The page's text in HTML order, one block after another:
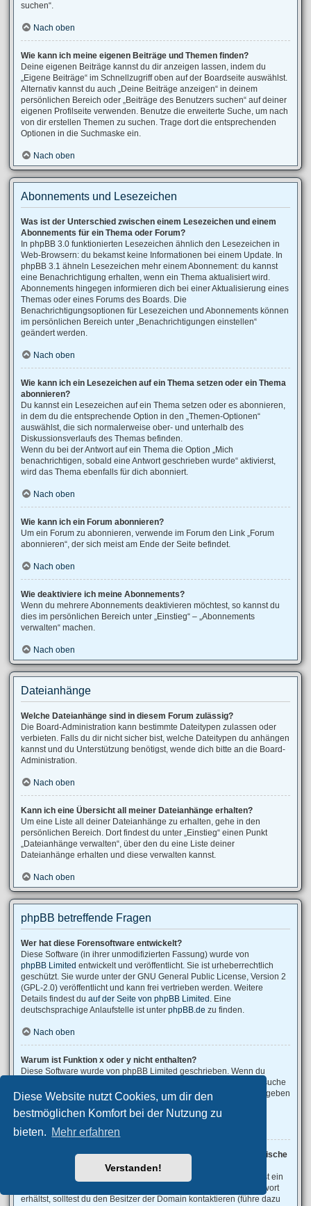
Diese Website nutzt Cookies, um dir den
bestmöglichen Komfort bei der Nutzung zu
bieten. Mehr erfahren
Verstanden!
suchen“.
Nach oben
Wie kann ich meine eigenen Beiträge und Themen finden?
Deine eigenen Beiträge kannst du dir anzeigen lassen, indem du
„Eigene Beiträge“ im Schnellzugriff oben auf der Boardseite auswählst.
Alternativ kannst du auch „Deine Beiträge anzeigen“ in deinem
persönlichen Bereich oder „Beiträge des Benutzers suchen“ auf deiner
eigenen Profilseite verwenden. Benutze die erweiterte Suche, um nach
von dir erstellen Themen zu suchen. Trage dort die entsprechenden
Optionen in die Suchmaske ein.
Nach oben
Abonnements und Lesezeichen
Was ist der Unterschied zwischen einem Lesezeichen und einem
Abonnements für ein Thema oder Forum?
In phpBB 3.0 funktionierten Lesezeichen ähnlich den Lesezeichen in
Web-Browsern: du bekamst keine Informationen bei einem Update. In
phpBB 3.1 ähneln Lesezeichen mehr einem Abonnement: du kannst
eine Benachrichtigung erhalten, wenn ein Thema aktualisiert wird.
Abonnements hingegen informieren dich bei einer Aktualisierung eines
Themas oder eines Forums des Boards. Die
Benachrichtigungsoptionen für Lesezeichen und Abonnements können
im persönlichen Bereich unter „Benachrichtigungen einstellen“
geändert werden.
Nach oben
Wie kann ich ein Lesezeichen auf ein Thema setzen oder ein Thema
abonnieren?
Du kannst ein Lesezeichen auf ein Thema setzen oder es abonnieren,
in dem du die entsprechende Option in den „Themen-Optionen“
auswählst, die sich normalerweise ober- und unterhalb des
Diskussionsverlaufs des Themas befinden.
Wenn du bei der Antwort auf ein Thema die Option „Mich
benachrichtigen, sobald eine Antwort geschrieben wurde“ aktivierst,
wird das Thema ebenfalls für dich abonniert.
Nach oben
Wie kann ich ein Forum abonnieren?
Um ein Forum zu abonnieren, verwende im Forum den Link „Forum
abonnieren“, der sich meist am Ende der Seite befindet.
Nach oben
Wie deaktiviere ich meine Abonnements?
Wenn du mehrere Abonnements deaktivieren möchtest, so kannst du
dies im persönlichen Bereich unter „Einstieg“ – „Abonnements
verwalten“ machen.
Nach oben
Dateianhänge
Welche Dateianhänge sind in diesem Forum zulässig?
Die Board-Administration kann bestimmte Dateitypen zulassen oder
verbieten. Falls du dir nicht sicher bist, welche Dateitypen du anhängen
kannst und du Unterstützung benötigst, wende dich bitte an die Board-
Administration.
Nach oben
Kann ich eine Übersicht all meiner Dateianhänge erhalten?
Um eine Liste all deiner Dateianhänge zu erhalten, gehe in den
persönlichen Bereich. Dort findest du unter „Einstieg“ einen Punkt
„Dateianhänge verwalten“, über den du eine Liste deiner
Dateianhänge erhalten und diese verwalten kannst.
Nach oben
phpBB betreffende Fragen
Wer hat diese Forensoftware entwickelt?
Diese Software (in ihrer unmodifizierten Fassung) wurde von
phpBB Limited entwickelt und veröffentlicht. Sie ist urheberrechtlich
geschützt. Sie wurde unter der GNU General Public License, Version 2
(GPL-2.0) veröffentlicht und kann frei vertrieben werden. Weitere
Details findest du auf der Seite von phpBB Limited . Eine
deutschsprachige Anlaufstelle ist unter phpBB.de zu finden.
Nach oben
Warum ist Funktion x oder y nicht enthalten?
Diese Software wurde von phpBB Limited geschrieben. Wenn du
denkst, dass eine Funktion implementiert werden sollte, dann besuche
phpBB Ideas, wo du deine Stimme für bestehende Vorschläge abgeben
oder neue Funktionen vorschlagen kannst.
Nach oben
An wen soll ich mich wenden, falls es Beschwerden oder juristische
Anfragen zu diesem Forum gibt?
Jeder Administrator, der auf der „Das Team“-Seite aufgeführt ist, ist ein
geeigneter Kontakt für deine Beschwerde. Wenn du so keine Antwort
erhältst, solltest du den Besitzer der Domain kontaktieren (führe dazu